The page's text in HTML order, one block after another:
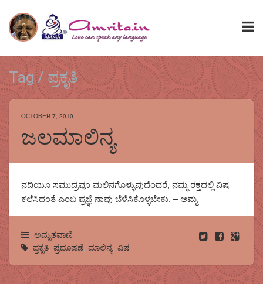
Tag / ಪ್ರಕೃತಿ
OCTOBER 7, 2010
ಜಲಮಾಲಿನ್ಯ
ನದಿಯೂ ಸಮುದ್ರವೂ ಮಲಿನಗೊಳ್ಳುವುದೆಂದರೆ, ನಮ್ಮ ರಕ್ತದಲ್ಲಿ ವಿಷ
ಕಲೆಸಿದಂತೆ ಎಂಬ ಪ್ರಜ್ಞೆ ನಾವು ಬೆಳೆಸಿಕೊಳ್ಳಬೇಕು. – ಅಮ್ಮ
ಅಮೃತವಾಣಿ
ಪ್ರಕೃತಿ, ಪ್ರದೂಷಣೆ, ಮಾಲಿನ್ಯ, ವಿಷ